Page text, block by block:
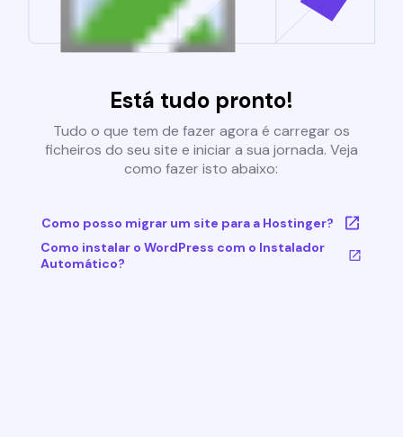
Está tudo pronto!
Tudo o que tem de fazer agora é carregar os
ficheiros do seu site e iniciar a sua jornada. Veja
como fazer isto abaixo:
Como posso migrar um site para a Hostinger?
Como instalar o WordPress com o Instalador
Automático?